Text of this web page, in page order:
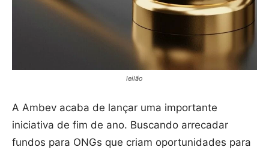
leilão
A Ambev acaba de lançar uma importante
iniciativa de fim de ano. Buscando arrecadar
fundos para ONGs que criam oportunidades para